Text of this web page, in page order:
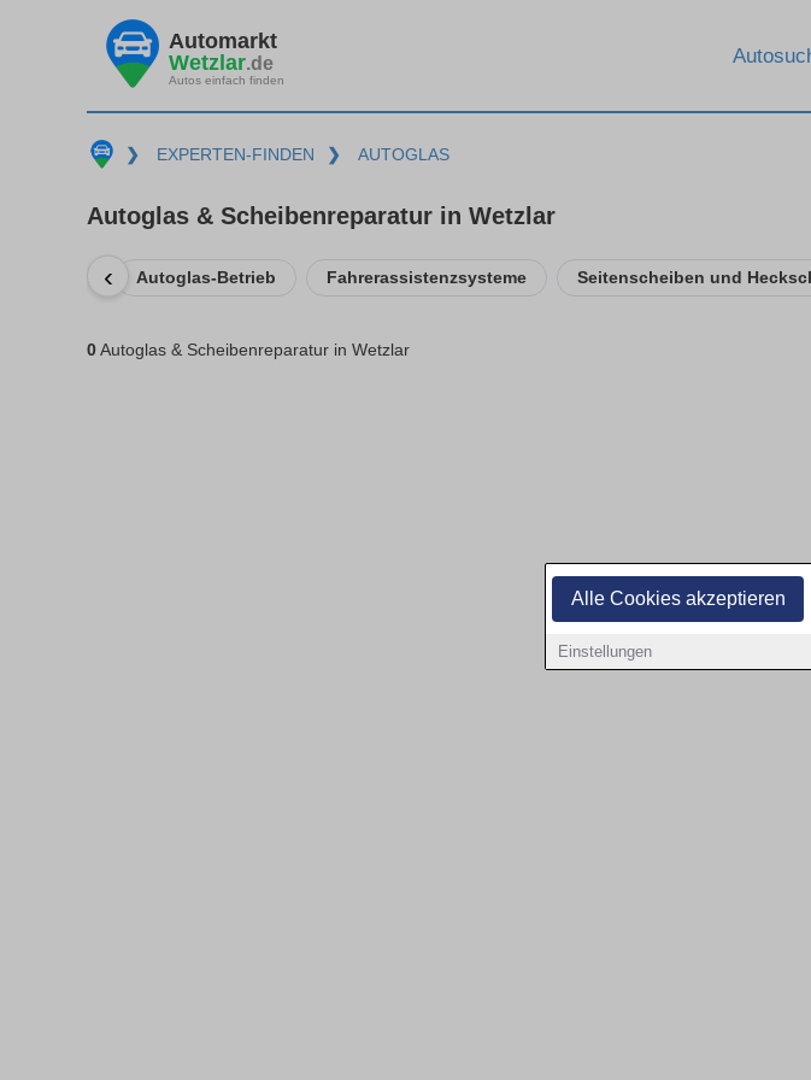
Alle Cookies akzeptieren
Einstellungen
Automarkt
Wetzlar.de
Autos einfach finden
❯ EXPERTEN-FINDEN ❯ AUTOGLAS
Autoglas & Scheibenreparatur in Wetzlar
‹ Autoglas-Betrieb Fahrerassistenzsysteme Seitenscheiben und
0Autoglas & Scheibenreparatur in Wetzlar